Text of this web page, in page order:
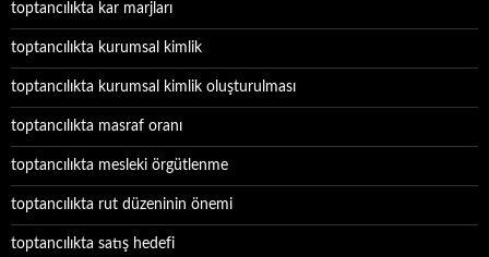
toptancılıkta kar marjları
toptancılıkta kurumsal kimlik
toptancılıkta kurumsal kimlik oluşturulması
toptancılıkta masraf oranı
toptancılıkta mesleki örgütlenme
toptancılıkta rut düzeninin önemi
toptancılıkta satış hedefi